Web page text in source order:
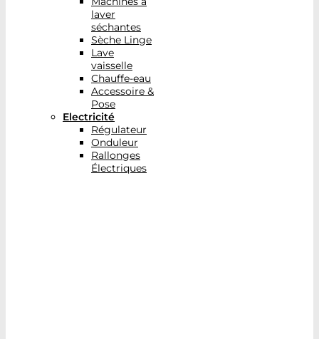
laver
séchantes
Sèche Linge
Lave
vaisselle
Chauffe-eau
Accessoire &
Pose
Electricité
Régulateur
Onduleur
Rallonges
Électriques